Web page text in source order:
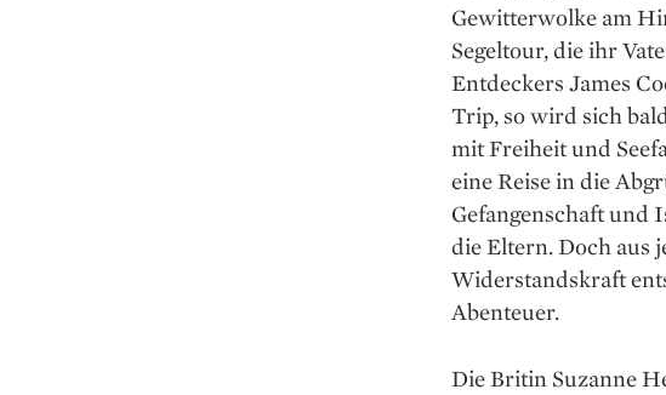
Gewitterwolke am
Segeltour, die ihr
Entdeckers James
Trip, so wird sich
mit Freiheit und
eine Reise in die
Gefangenschaft und
die Eltern. Doch aus
Widerstandskraft
Abenteuer.
Die Britin Suzanne